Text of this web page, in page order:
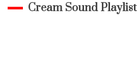
Cream Sound Playlist